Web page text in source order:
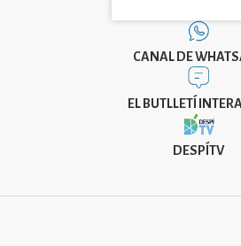
CANAL DE
EL BUTLLETÍ
DESPÍTV